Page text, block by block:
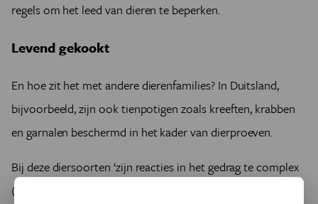
regels om het leed van dieren te beperken.
Levend gekookt
En hoe zit het met andere dierenfamilies? In Duitsland,
bijvoorbeeld, zijn ook tienpotigen zoals kreeften, krabben
en garnalen beschermd in het kader van dierproeven.
Bij deze diersoorten ‘zijn reacties in het gedrag te complex
(…) om te worden verklaard door een reflex, en ze zijn